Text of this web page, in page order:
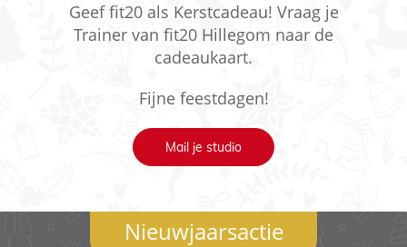
Geef fit20 als Kerstcadeau! Vraag je
Trainer van fit20 Hillegom naar de
cadeaukaart.
Fijne feestdagen!
Mail je studio
Nieuwjaarsactie